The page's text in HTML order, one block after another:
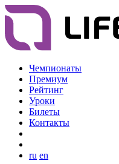
Чемпионаты
Премиум
Рейтинг
Уроки
Билеты
Контакты
ru en